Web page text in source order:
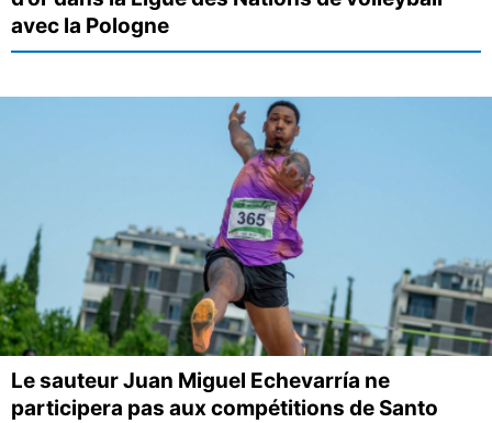
avec la Pologne
Le sauteur Juan Miguel Echevarría ne
participera pas aux compétitions de Santo